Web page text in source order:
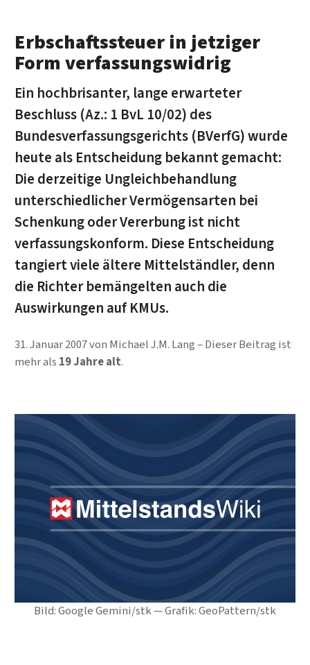
Bild: Google Gemini/stk — Grafik: GeoPattern/stk
Erbschaftssteuer in jetziger
Form verfassungswidrig
Ein hochbrisanter, lange erwarteter
Beschluss (Az.: 1 BvL 10/02) des
Bundesverfassungsgerichts (BVerfG) wurde
heute als Entscheidung bekannt gemacht:
Die derzeitige Ungleichbehandlung
unterschiedlicher Vermögensarten bei
Schenkung oder Vererbung ist nicht
verfassungskonform. Diese Entscheidung
tangiert viele ältere Mittelständler, denn
die Richter bemängelten auch die
Auswirkungen auf KMUs.
31. Januar 2007von Michael J.M. Lang
Dieser Beitrag ist
mehr als 19 Jahre alt.